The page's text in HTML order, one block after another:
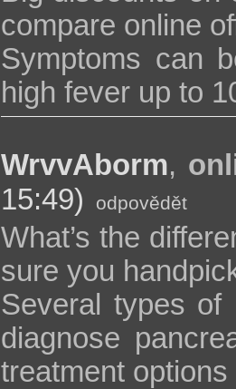
compare online
Symptoms can
high fever up to
WrvvAborm,
15:49)
odpovědět
What’s the
sure you
Several types
diagnose
treatment